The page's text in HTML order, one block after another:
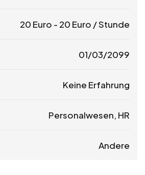
20 Euro - 20 Euro / Stunde
01/03/2099
Keine Erfahrung
Personalwesen, HR
Andere